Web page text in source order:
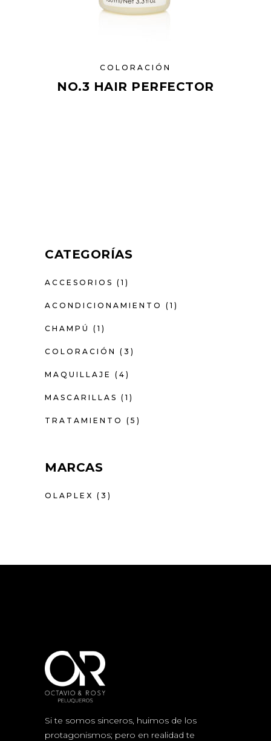
COLORACIÓN
NO.3 HAIR PERFECTOR
CATEGORÍAS
ACCESORIOS (1)
ACONDICIONAMIENTO (1)
CHAMPÚ (1)
COLORACIÓN (3)
MAQUILLAJE (4)
MASCARILLAS (1)
TRATAMIENTO (5)
MARCAS
OLAPLEX (3)
Si te somos sinceros, huimos de los
protagonismos; pero en realidad te